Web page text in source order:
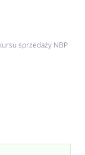
sprzedaży NBP